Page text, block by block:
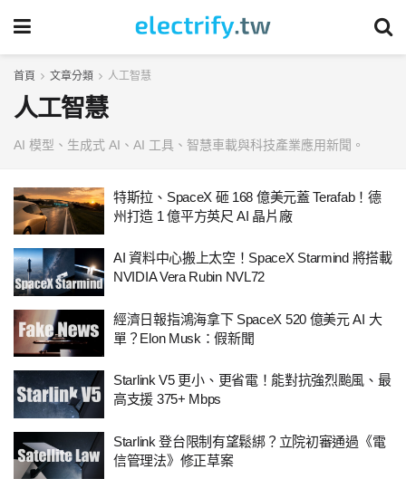
首頁 文章分類 人工智慧
人工智慧
AI 模型、生成式 AI、AI 工具、智慧車載與科技產業應用新聞。
特斯拉、SpaceX 砸 168 億美元蓋 Terafab！德
州打造 1 億平方英尺 AI 晶片廠
AI 資料中心搬上太空！SpaceX Starmind 將搭載
NVIDIA Vera Rubin NVL72
經濟日報指鴻海拿下 SpaceX 520 億美元 AI 大
單？Elon Musk：假新聞
Starlink V5 更小、更省電！能對抗強烈颱風、最
高支援 375+ Mbps
Starlink 登台限制有望鬆綁？立院初審通過《電
信管理法》修正草案